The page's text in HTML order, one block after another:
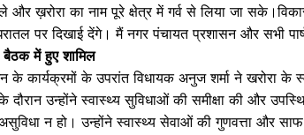
और ख़रोरा का नाम पूरे क्षेत्र में गर्व से लिया जा
पर दिखाई देंगे। मैं नगर पंचायत प्रशासन और सभी
बैठक में हुए शामिल
के कार्यक्रमों के उपरांत विधायक अनुज शर्मा ने खरोरा के
दौरान उन्होंने स्वास्थ्य सुविधाओं की समीक्षा की और
न हो। उन्होंने स्वास्थ्य सेवाओं की गुणवत्ता और